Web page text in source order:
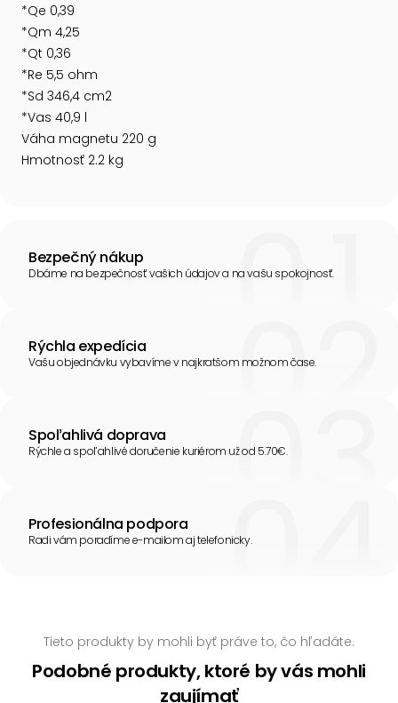
*Qe 0,39
*Qm 4,25
*Qt 0,36
*Re 5,5 ohm
*Sd 346,4 cm2
*Vas 40,9 l
Váha magnetu 220 g
Hmotnosť 2.2 kg
Bezpečný nákup
Dbáme na bezpečnosť vašich údajov a na vašu spokojnosť.
Rýchla expedícia
Vašu objednávku vybavíme v najkratšom možnom čase.
Spoľahlivá doprava
Rýchle a spoľahlivé doručenie kuriérom už od 5.70€.
Profesionálna podpora
Radi vám poradíme e-mailom aj telefonicky.
Tieto produkty by mohli byť práve to, čo hľadáte.
Podobné produkty, ktoré by vás mohli
zaujímať